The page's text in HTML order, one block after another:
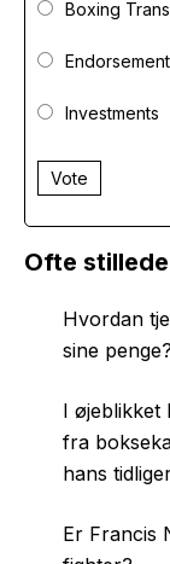
Boxing
Investments
Vote
Ofte
Hvordan
sine penge?
I øjeblikket
fra
hans
Er Francis